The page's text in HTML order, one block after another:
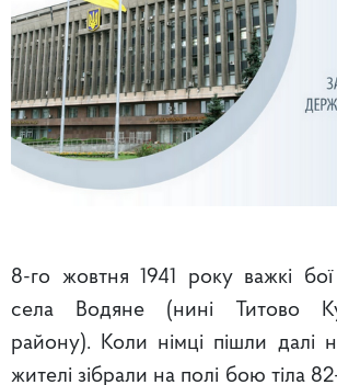
8-го жовтня 1941 року важкі
села Водяне (нині Титово
району). Коли німці пішли далі
жителі зібрали на полі бою тіла